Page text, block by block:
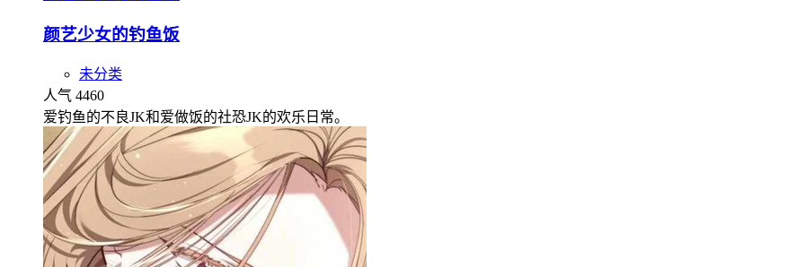
颜艺少女的钓鱼饭
未分类
人气 4460
爱钓鱼的不良JK和爱做饭的社恐JK的欢乐日常。